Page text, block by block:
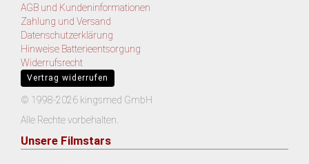
AGB und Kundeninformationen
Zahlung und Versand
Datenschutzerklärung
Hinweise Batterieentsorgung
Widerrufsrecht
Vertrag widerrufen
© 1998-2026 kingsmed GmbH
Alle Rechte vorbehalten.
Unsere Filmstars